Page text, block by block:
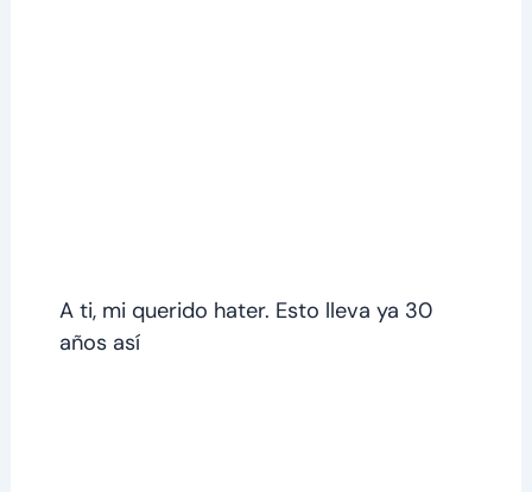
A ti, mi querido hater. Esto lleva ya 30
años así